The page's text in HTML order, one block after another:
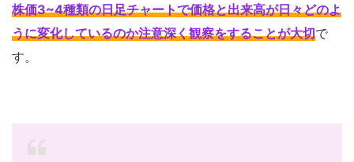
株価3~4種類の日足チャートで価格と出来高が日々どのよ
うに変化しているのか注意深く観察をすることが大切で
す。